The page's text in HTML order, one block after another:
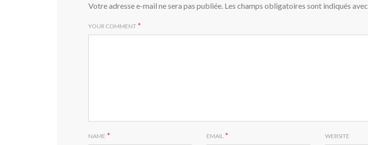
Votre adresse e-mail ne sera pas publiée. Les champs obligatoires sont indiqués avec
YOUR COMMENT *
NAME * EMAIL * WEBSITE